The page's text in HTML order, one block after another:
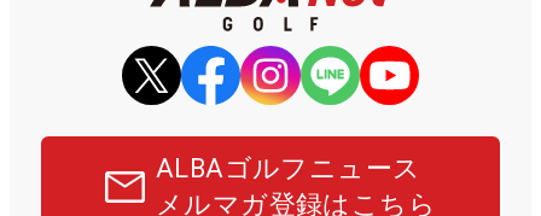
ALBAゴルフニュース
メルマガ登録はこちら